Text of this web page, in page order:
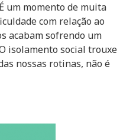
um momento de muita
com relação ao
acabam sofrendo um
isolamento social trouxe
nossas rotinas, não é